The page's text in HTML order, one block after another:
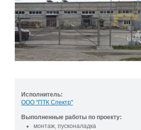
Исполнитель:
ООО "ПТК Спектр"
Выполненные работы по проекту:
монтаж, пусконаладка